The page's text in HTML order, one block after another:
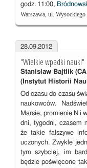
godz. 11:00,
Warszawa, ul. Wysockiego
28.09.2012
"Wielkie wpadki nauki"
Stanisław Bajtlik
(Instytut Historii
Od czasu do czasu
naukowców.
Marsie, promienie N i
dni, tygodni, czasem
że takie fałszywe
uczonych. Zwykle
tym szybciej, im
będzie poświęcone